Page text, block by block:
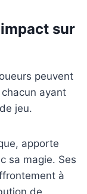
sur
peuvent
ayant
jeu.
apporte
sa magie. Ses
à
de